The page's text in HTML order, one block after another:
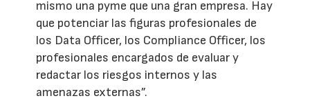
mismo una pyme que una gran empresa. Hay
que potenciar las figuras profesionales de
los Data Officer, los Compliance Officer, los
profesionales encargados de evaluar y
redactar los riesgos internos y las
amenazas externas”.